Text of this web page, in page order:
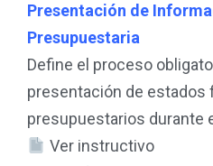
Presentación de
Presupuestaria
Define el proceso
presentación de estados
presupuestarios durante
Ver instructivo